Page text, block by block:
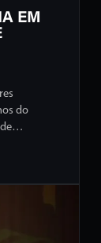
EM
do